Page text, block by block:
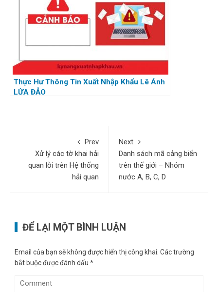
Thực Hư Thông Tin Xuất Nhập Khẩu Lê Ánh
LỪA ĐẢO
Prev
Xử lý các tờ khai hải
quan lỗi trên Hệ thống
hải quan
Next
Danh sách mã cảng biển
trên thế giới – Nhóm
nước A, B, C, D
ĐỂ LẠI MỘT BÌNH LUẬN
Email của bạn sẽ không được hiển thị công khai. Các trường
bắt buộc được đánh dấu *